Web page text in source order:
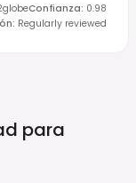
Confianza: 0.98
: Regularly reviewed
para